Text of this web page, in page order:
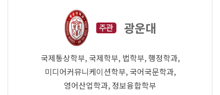
광운대
국제통상학부, 국제학부, 법학부, 행정학과,
미디어커뮤니케이션학부, 국어국문학과,
영어산업학과, 정보융합학부